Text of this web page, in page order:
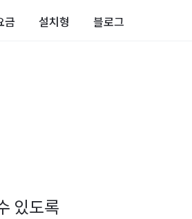
금 설치형 블로그
있도록